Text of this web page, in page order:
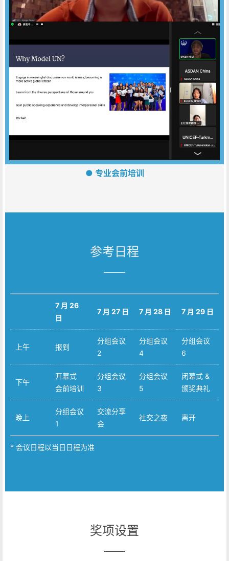
● 专业会前培训
参考日程
7 月 26
日
7 月 27 日 7 月 28 日 7 月 29 日
上午 报到
分组会议
2
分组会议
4
分组会议
6
下午
开幕式
会前培训
分组会议
3
分组会议
5
闭幕式 &
颁奖典礼
晚上
分组会议
1
交流分享
会
社交之夜 离开
* 会议日程以当日日程为准
奖项设置